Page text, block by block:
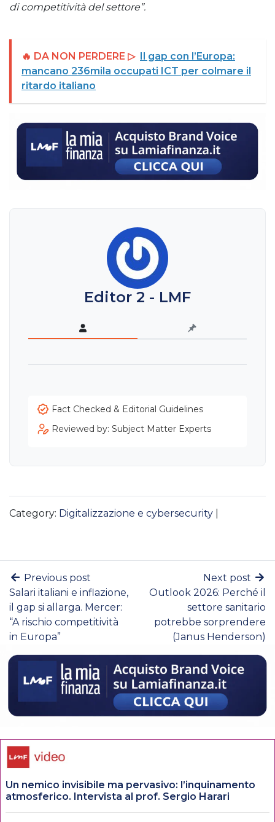
di competitività del settore”.
🔥 DA NON PERDERE ▷ Il gap con l’Europa:
mancano 236mila occupati ICT per colmare il
ritardo italiano
Editor 2 - LMF
Fact Checked & Editorial Guidelines
Reviewed by: Subject Matter Experts
Category: Digitalizzazione e cybersecurity
Previous post
Salari italiani e inflazione,
il gap si allarga. Mercer:
“A rischio competitività
in Europa”
Next post
Outlook 2026: Perché il
settore sanitario
potrebbe sorprendere
(Janus Henderson)
Un nemico invisibile ma pervasivo: l’inquinamento
atmosferico. Intervista al prof. Sergio Harari